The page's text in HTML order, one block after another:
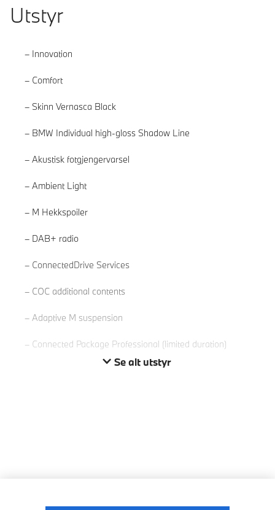
Utstyr
Innovation
Comfort
Skinn Vernasca Black
BMW Individual high-gloss Shadow Line
Akustisk fotgjengervarsel
Ambient Light
M Hekkspoiler
DAB+ radio
ConnectedDrive Services
COC additional contents
Adaptive M suspension
Connected Package Professional (limited duration)
Se alt utstyr